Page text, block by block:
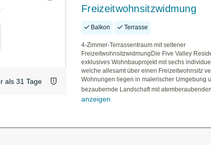
als 31 Tage
Freizeitwohnsitzwidmung
Balkon Terrasse
4-Zimmer-Terrassentraum mit seltener
FreizeitwohnsitzwidmungDie Five Valley
exklusives Wohnbauprojekt mit sechs
welche allesamt über einen Freizeitwohnsitz
Wohnungen liegen in malerischer Umgebung
bezaubernde Landschaft mit
anzeigen